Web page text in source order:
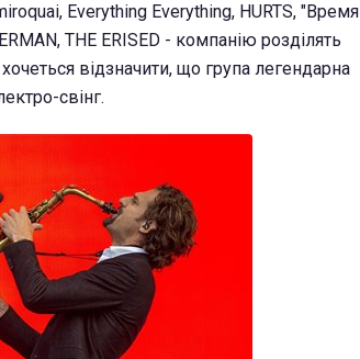
Everything Everything, HURTS, "Время
THE ERISED - компанію розділять
відзначити, що група легендарна
свінг.